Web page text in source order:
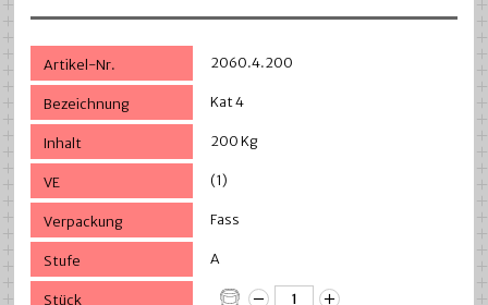
2060.4.200
Kat 4
200 Kg
(1)
Fass
A